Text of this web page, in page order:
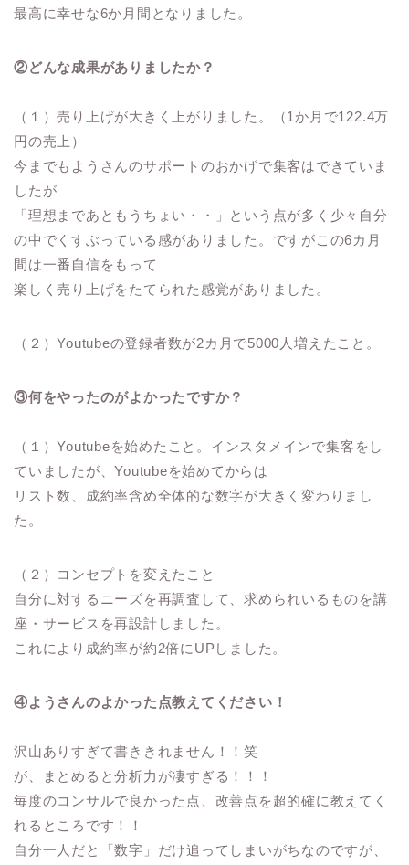
最高に幸せな6か月間となりました。
②どんな成果がありましたか？
（１）売り上げが大きく上がりました。（1か月で122.4万
円の売上）
今までもようさんのサポートのおかげで集客はできていま
したが
「理想まであともうちょい・・」という点が多く少々自分
の中でくすぶっている感がありました。ですがこの6カ月
間は一番自信をもって
楽しく売り上げをたてられた感覚がありました。
（２）Youtubeの登録者数が2カ月で5000人増えたこと。
③何をやったのがよかったですか？
（１）Youtubeを始めたこと。インスタメインで集客をし
ていましたが、Youtubeを始めてからは
リスト数、成約率含め全体的な数字が大きく変わりまし
た。
（２）コンセプトを変えたこと
自分に対するニーズを再調査して、求められいるものを講
座・サービスを再設計しました。
これにより成約率が約2倍にUPしました。
④ようさんのよかった点教えてください！
沢山ありすぎて書ききれません！！笑
が、まとめると分析力が凄すぎる！！！
毎度のコンサルで良かった点、改善点を超的確に教えてく
れるところです！！
自分一人だと「数字」だけ追ってしまいがちなのですが、